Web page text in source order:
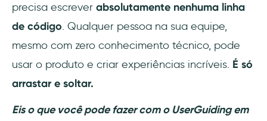
precisa escrever absolutamente nenhuma linha
de código. Qualquer pessoa na sua equipe,
mesmo com zero conhecimento técnico, pode
usar o produto e criar experiências incríveis. É só
arrastar e soltar.
Eis o que você pode fazer com o UserGuiding em